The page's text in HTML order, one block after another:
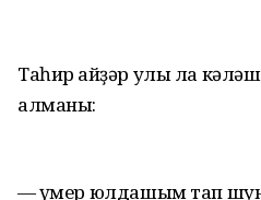
Таһир Ғайҙәр улы ла
алманы:
— Ғүмер юлдашым тап